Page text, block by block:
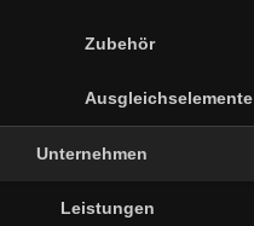
Zubehör
Ausgleichselemente
Unternehmen
Leistungen